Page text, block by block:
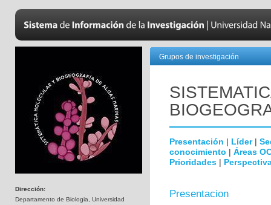
Dirección:
Departamento de Biologia, Universidad
Grupos de investigación
Presentación | Líder|
conocimiento | Áreas
Prioridades |
Presentacion